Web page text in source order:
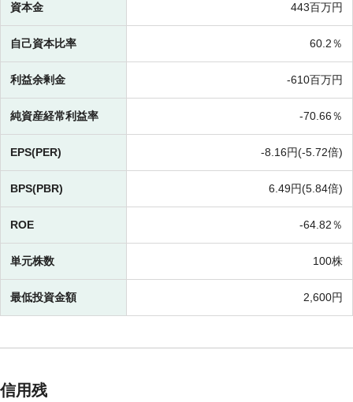
資本金 443百万円
自己資本比率 60.2％
利益余剰金 -610百万円
純資産経常利益率 -70.66％
EPS(PER) -8.16円(-5.72倍)
BPS(PBR) 6.49円(5.84倍)
ROE -64.82％
単元株数 100株
最低投資金額 2,600円
信用残